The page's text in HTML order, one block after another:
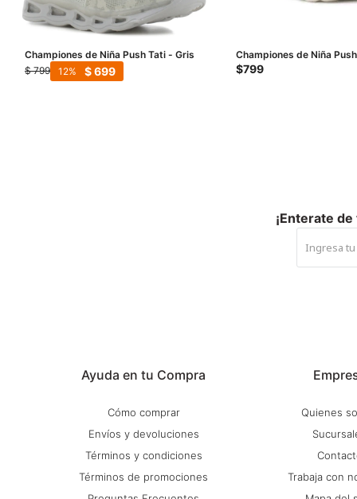
Championes de Niña Push Tati - Gris
$ 799 $699
12
Championes de Niña
y glitter NINA - Gris
$799
Ayuda en tu Compra
Cómo comprar
Envíos y devoluciones
Términos y condiciones
Términos de promociones
Quienes
Trabaja con
¡Enterate